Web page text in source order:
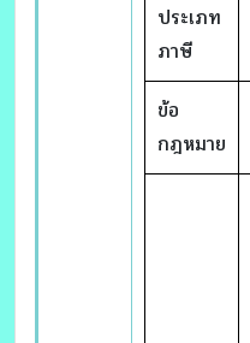
ประเภท
ภาษี
ข้อ
กฎหมาย